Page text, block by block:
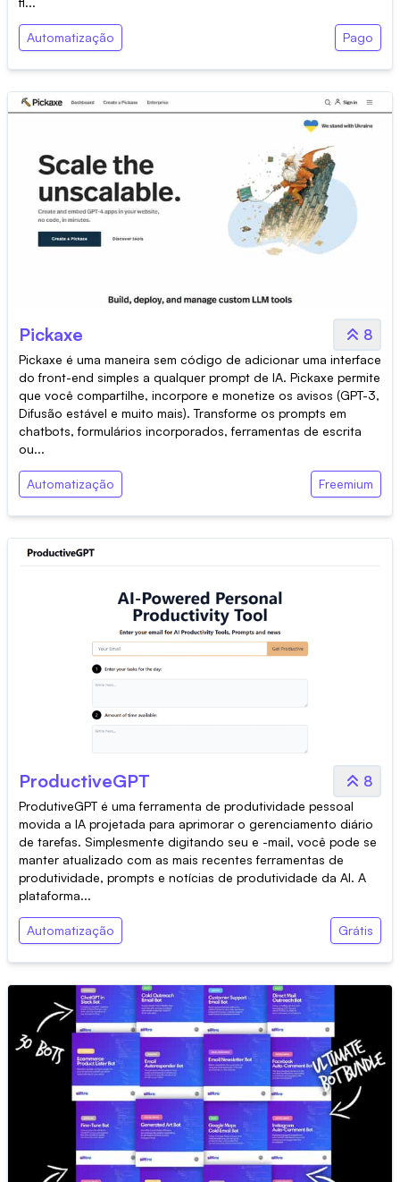
Automatização Pago
Pickaxe 8
Pickaxe é uma maneira sem código de adicionar uma interface
do front-end simples a qualquer prompt de IA. Pickaxe permite
que você compartilhe, incorpore e monetize os avisos (GPT-3,
Difusão estável e muito mais). Transforme os prompts em
chatbots, formulários incorporados, ferramentas de escrita
ou...
Automatização Freemium
ProductiveGPT 8
ProdutiveGPT é uma ferramenta de produtividade pessoal
movida a IA projetada para aprimorar o gerenciamento diário
de tarefas. Simplesmente digitando seu e -mail, você pode se
manter atualizado com as mais recentes ferramentas de
produtividade, prompts e notícias de produtividade da AI. A
plataforma...
Automatização Grátis